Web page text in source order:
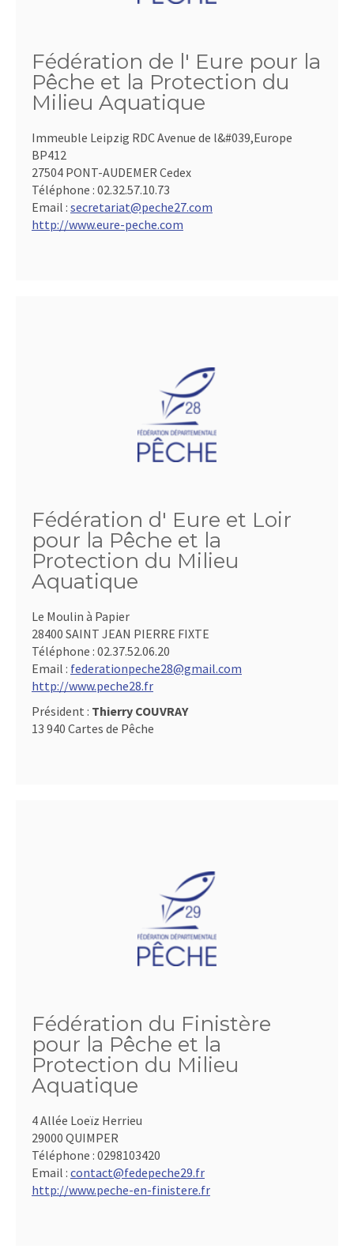
Fédération de l' Eure pour la
Pêche et la Protection du
Milieu Aquatique
Immeuble Leipzig RDC Avenue de l&#039,Europe
BP412
27504 PONT-AUDEMER Cedex
Téléphone : 02.32.57.10.73
Email : secretariat@peche27.com
http://www.eure-peche.com
Fédération d' Eure et Loir
pour la Pêche et la
Protection du Milieu
Aquatique
Le Moulin à Papier
28400 SAINT JEAN PIERRE FIXTE
Téléphone : 02.37.52.06.20
Email : federationpeche28@gmail.com
http://www.peche28.fr
Président : Thierry COUVRAY
13 940 Cartes de Pêche
Fédération du Finistère
pour la Pêche et la
Protection du Milieu
Aquatique
4 Allée Loeïz Herrieu
29000 QUIMPER
Téléphone : 0298103420
Email : contact@fedepeche29.fr
http://www.peche-en-finistere.fr